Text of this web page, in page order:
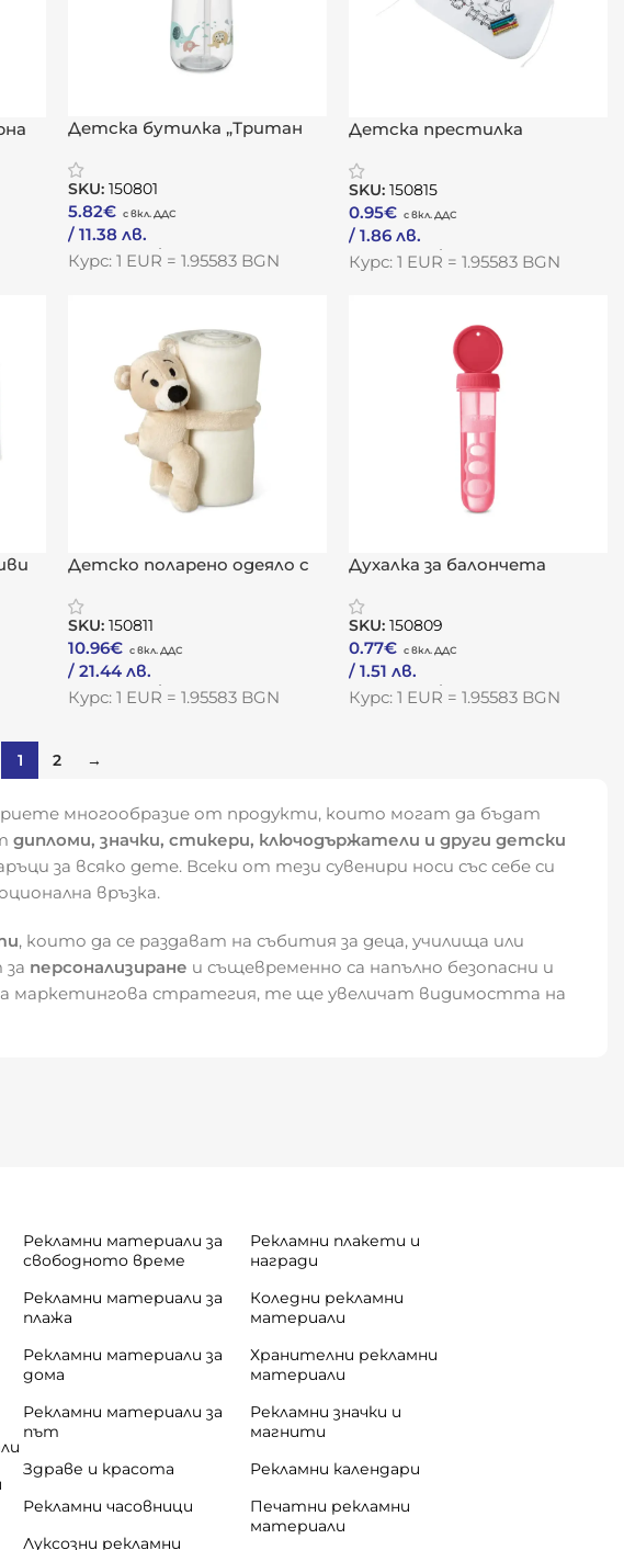
Детска бутилка „Тритан
SKU:150801
5.82€
/ 11.38 лв.
Към Продукта
Курс: 1 EUR = 1.95583 BGN
Детска престилка
SKU:150815
0.95€
/ 1.86 лв.
Към Продукта
Курс: 1 EUR = 1.95583 BGN
Детско поларено одеяло с
SKU:150811
10.96€
/ 21.44 лв.
Към Продукта
Курс: 1 EUR = 1.95583 BGN
Духалка за балончета
SKU:150809
0.77€
/ 1.51 лв.
Към Продукта
Курс: 1 EUR = 1.95583 BGN
1 2 →
многообразие от продукти, които могат да бъдат
дипломи, значки, стикери, ключодържатели и други детски
за всяко дете. Всеки от тези сувенири носи със себе си
връзка.
, които да се раздават на събития за деца, училища или
персонализиране и същевременно са напълно безопасни и
маркетингова стратегия, те ще увеличат видимостта на
Рекламни материали за
свободното време
Рекламни материали за
плажа
Рекламни материали за
дома
Рекламни материали за
път
Здраве и красота
Рекламни часовници
Луксозни рекламни
Рекламни плакети и
награди
Коледни рекламни
материали
Хранителни рекламни
материали
Рекламни значки и
магнити
Рекламни календари
Печатни рекламни
материали